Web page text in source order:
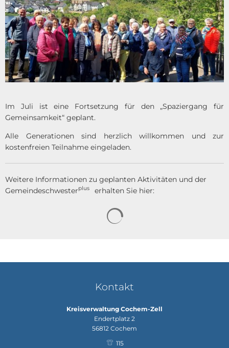
Im Juli ist eine Fortsetzung für den „Spaziergang für
Gemeinsamkeit“ geplant.
Alle Generationen sind herzlich willkommen und zur
kostenfreien Teilnahme eingeladen.
Weitere Informationen zu geplanten Aktivitäten und der
Gemeindeschwesterplus
erhalten Sie hier:
Kontakt
Kreisverwaltung Cochem-Zell
Endertplatz 2
56812 Cochem
115